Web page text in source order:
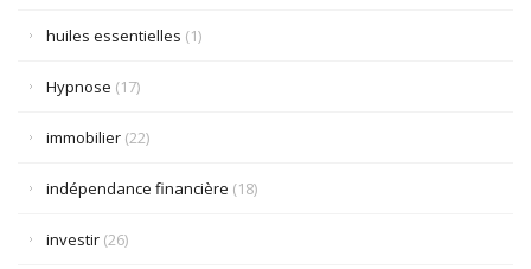
huiles essentielles (1)
Hypnose (17)
immobilier (22)
indépendance financière (18)
investir (26)